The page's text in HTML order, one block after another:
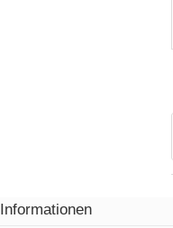
Informationen